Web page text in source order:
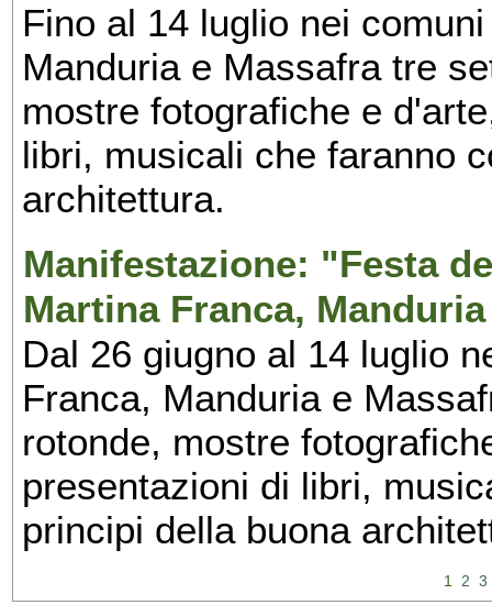
Fino al 14 luglio nei
Manduria e Massafra tre
mostre fotografiche e
libri, musicali che faranno
architettura.
Manifestazione: "Festa
Martina Franca,
Dal 26 giugno al 14 luglio
Franca, Manduria e
rotonde, mostre
presentazioni di libri,
principi della buona
1 2 3